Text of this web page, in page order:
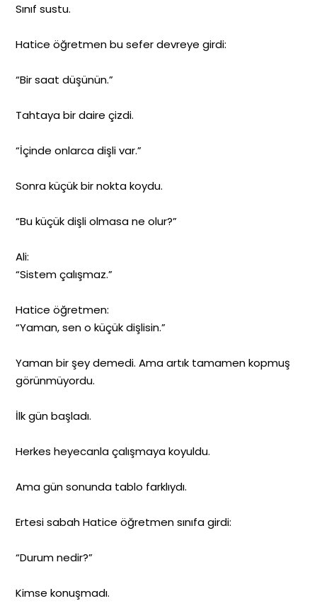
Sınıf sustu.
Hatice öğretmen bu sefer devreye girdi:
“Bir saat düşünün.”
Tahtaya bir daire çizdi.
“İçinde onlarca dişli var.”
Sonra küçük bir nokta koydu.
“Bu küçük dişli olmasa ne olur?”
Ali:
“Sistem çalışmaz.”
Hatice öğretmen:
“Yaman, sen o küçük dişlisin.”
Yaman bir şey demedi. Ama artık tamamen kopmuş
görünmüyordu.
İlk gün başladı.
Herkes heyecanla çalışmaya koyuldu.
Ama gün sonunda tablo farklıydı.
Ertesi sabah Hatice öğretmen sınıfa girdi:
“Durum nedir?”
Kimse konuşmadı.